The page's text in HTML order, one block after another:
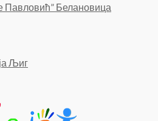
Павловић” Белановица
Љиг